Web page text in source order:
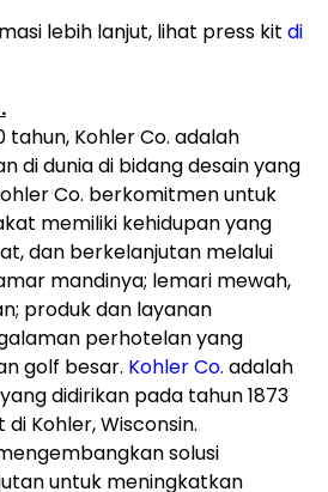
lebih lanjut, lihat press kit di
tahun, Kohler Co. adalah
di dunia di bidang desain yang
Co. berkomitmen untuk
memiliki kehidupan yang
dan berkelanjutan melalui
mandinya; lemari mewah,
produk dan layanan
perhotelan yang
golf besar. Kohler Co. adalah
didirikan pada tahun 1873
Kohler, Wisconsin.
solusi
untuk meningkatkan